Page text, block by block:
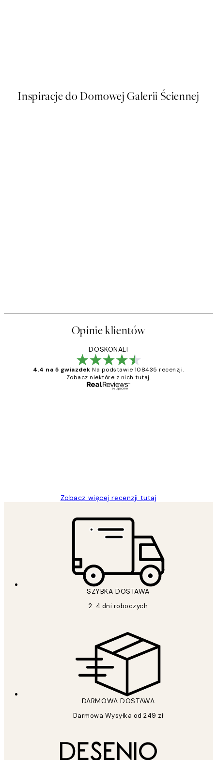
Inspiracje do Domowej Galerii Ściennej
Opinie klientów
DOSKONALI
4.4 na 5 gwiazdek Na podstawie 108435 recenzji.
Zobacz niektóre z nich tutaj.
Zobacz więcej recenzji tutaj
SZYBKA DOSTAWA
2-4 dni roboczych
DARMOWA DOSTAWA
Darmowa Wysyłka od 249 zł